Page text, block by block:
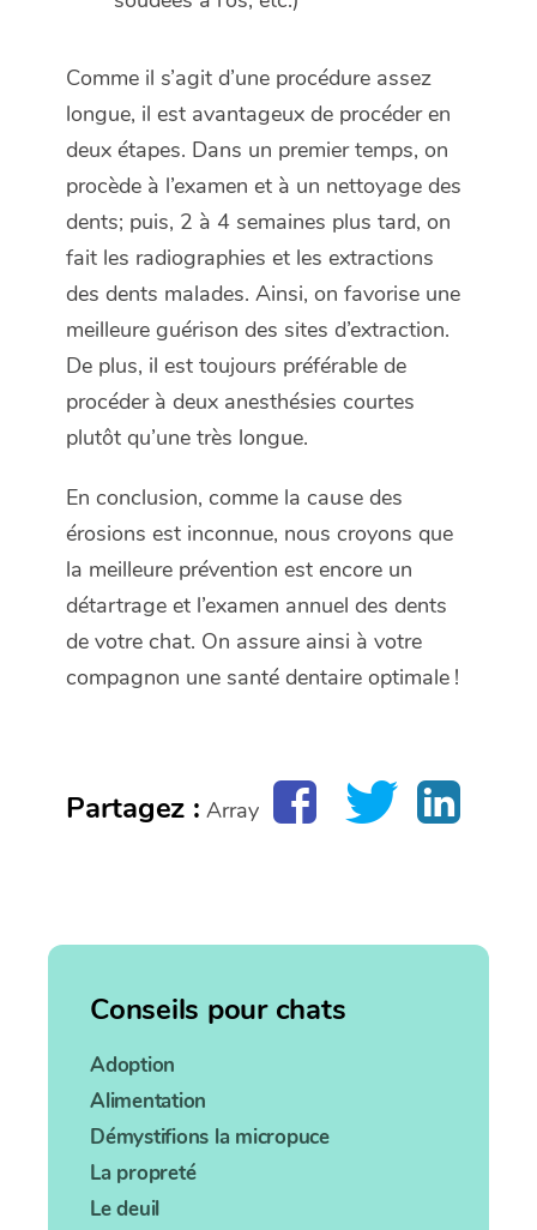
Comme il s’agit d’une procédure assez
longue, il est avantageux de procéder en
deux étapes. Dans un premier temps, on
procède à l’examen et à un nettoyage des
dents; puis, 2 à 4 semaines plus tard, on
fait les radiographies et les extractions
des dents malades. Ainsi, on favorise une
meilleure guérison des sites d’extraction.
De plus, il est toujours préférable de
procéder à deux anesthésies courtes
plutôt qu’une très longue.
En conclusion, comme la cause des
érosions est inconnue, nous croyons que
la meilleure prévention est encore un
détartrage et l’examen annuel des dents
de votre chat. On assure ainsi à votre
compagnon une santé dentaire optimale !
Partagez : Array
Conseils pour chats
Adoption
Alimentation
Démystifions la micropuce
La propreté
Le deuil